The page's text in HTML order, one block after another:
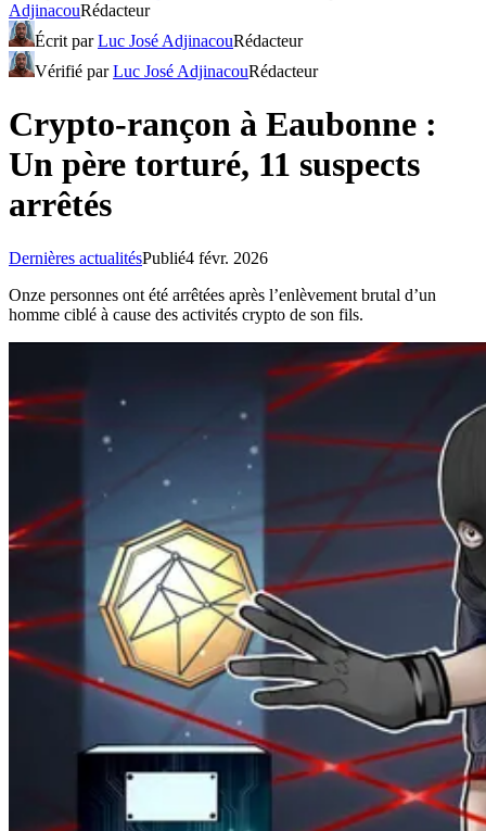
AdjinacouRédacteur
Écrit parLuc José AdjinacouRédacteur
Vérifié parLuc José AdjinacouRédacteur
Crypto-rançon à Eaubonne :
Un père torturé, 11 suspects
arrêtés
Dernières actualitésPublié4 févr. 2026
Onze personnes ont été arrêtées après l’enlèvement brutal d’un
homme ciblé à cause des activités crypto de son fils.